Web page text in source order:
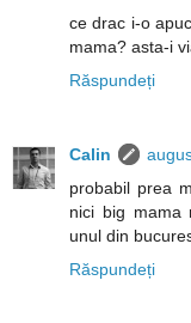
ce drac i-o
mama? asta-i
Răspundeți
Calin
probabil prea
nici big mama
unul din
Răspundeți